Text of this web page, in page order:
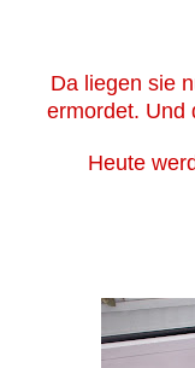
Da liegen sie
ermordet. Und
Heute